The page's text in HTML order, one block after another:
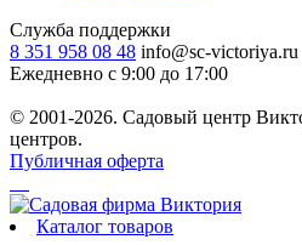
Служба поддержки
8 351 958 08 48 info@sc-victoriya.ru
Ежедневно с 9:00 до 17:00
© 2001-2026. Садовый центр
центров.
Публичная оферта
Каталог товаров